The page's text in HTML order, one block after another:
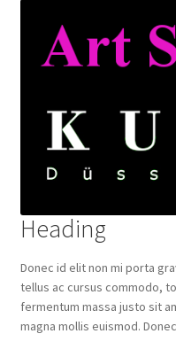
Heading
Donec id elit non mi porta
tellus ac cursus commodo,
fermentum massa justo sit
magna mollis euismod.